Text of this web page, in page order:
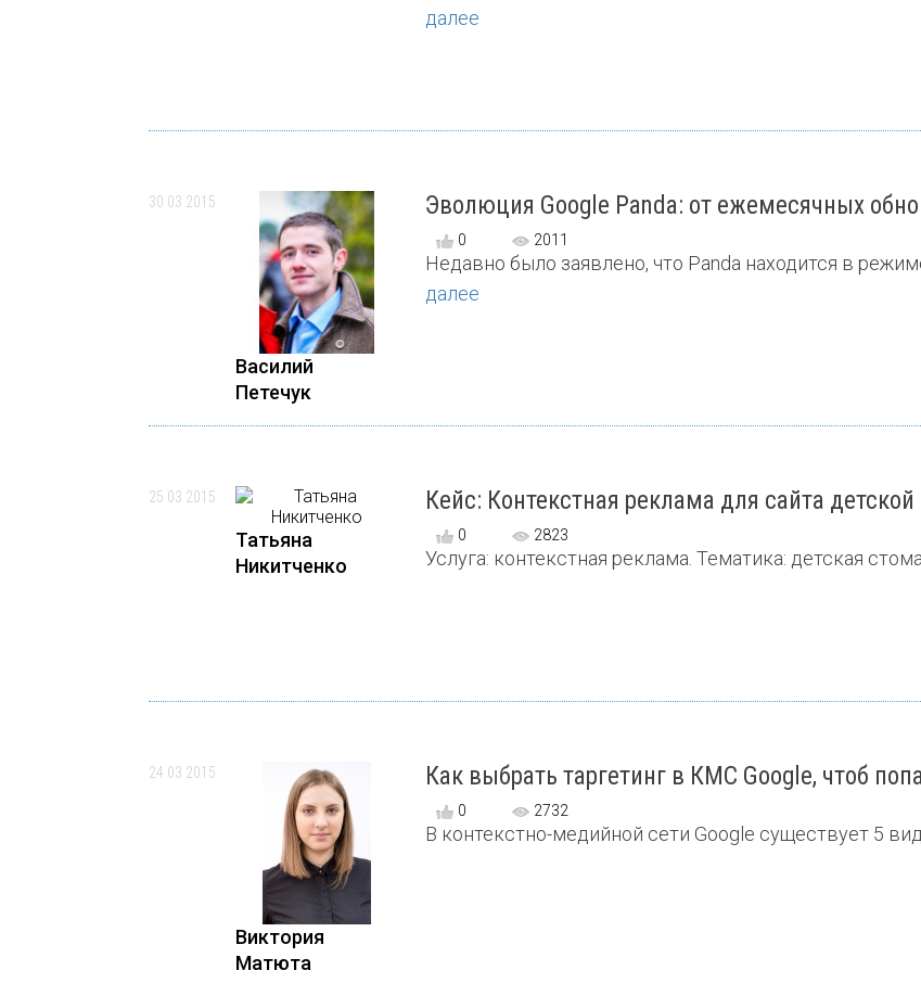
далее
30 03 2015
Василий
Петечук
Эволюция Google Panda: от ежемесячных
0 2011
Недавно было заявлено, что Panda находится в
далее
25 03 2015
Татьяна
Никитченко
Кейс: Контекстная реклама для сайта
0 2823
Услуга: контекстная реклама. Тематика: детская
24 03 2015
Виктория
Матюта
Как выбрать таргетинг в КМС Google, чтоб
0 2732
В контекстно-медийной сети Google существует 5